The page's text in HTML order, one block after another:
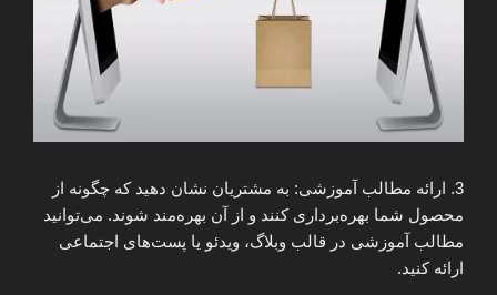
3. ارائه مطالب آموزشی: به مشتریان نشان دهید که چگونه از
محصول شما بهره‌برداری کنند و از آن بهره‌مند شوند. می‌توانید
مطالب آموزشی در قالب وبلاگ، ویدئو یا پست‌های اجتماعی
ارائه کنید.